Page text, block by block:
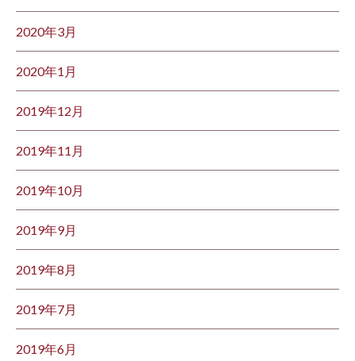
2020年3月
2020年1月
2019年12月
2019年11月
2019年10月
2019年9月
2019年8月
2019年7月
2019年6月